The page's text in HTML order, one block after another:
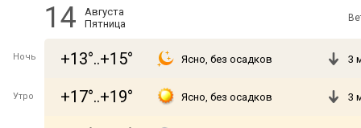
14
Августа
Пятница
Ночь +13°..+15° Ясно, без осадков 3
Утро +17°..+19° Ясно, без осадков 3